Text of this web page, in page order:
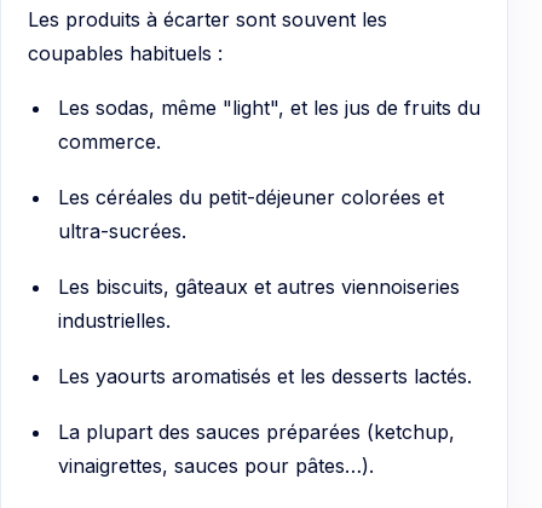
Les produits à écarter sont souvent les
coupables habituels :
Les sodas, même "light", et les jus de fruits du
commerce.
Les céréales du petit-déjeuner colorées et
ultra-sucrées.
Les biscuits, gâteaux et autres viennoiseries
industrielles.
Les yaourts aromatisés et les desserts lactés.
La plupart des sauces préparées (ketchup,
vinaigrettes, sauces pour pâtes…).